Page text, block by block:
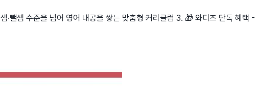
뺄셈 수준을 넘어 영어 내공을 쌓는 맞춤형 커리큘럼 3. 🎁 와디즈 단독 혜택 -